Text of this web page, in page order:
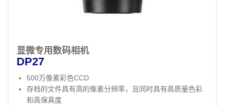
显微专用数码相机
DP27
500万像素彩色CCD
存档的文件具有高的像素分辨率，且同时具有高质量色彩
和高保真度